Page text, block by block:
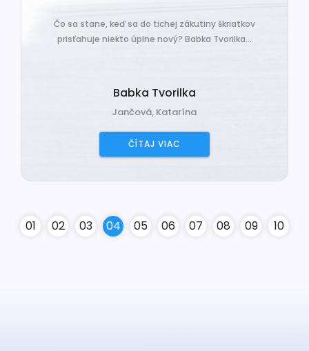
Čo sa stane, keď sa do tichej zákutiny škriatkov
prisťahuje niekto úplne nový? Babka Tvorilka...
Babka Tvorilka
Jančová, Katarína
ČÍTAJ VIAC
01 02 03 04 05 06 07 08 09 10